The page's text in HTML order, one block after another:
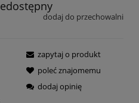
dodaj do przechowalni
zapytaj o produkt
poleć znajomemu
dodaj opinię